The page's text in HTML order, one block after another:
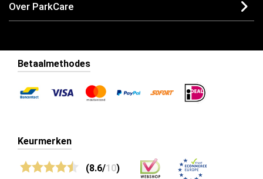
Over ParkCare
Betaalmethodes
Keurmerken
(8.6/10)